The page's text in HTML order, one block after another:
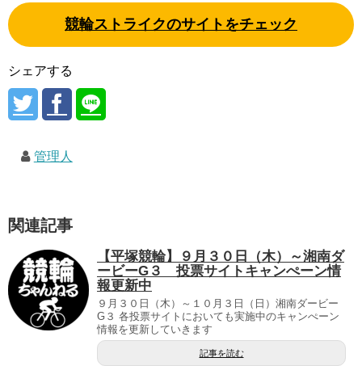
競輪ストライクのサイトをチェック
シェアする
管理人
関連記事
【平塚競輪】９月３０日（木）～湘南ダ
ービーG３ 投票サイトキャンぺーン情
報更新中
９月３０日（木）～１０月３日（日）湘南ダービー
G３ 各投票サイトにおいても実施中のキャンぺーン
情報を更新していきます
記事を読む